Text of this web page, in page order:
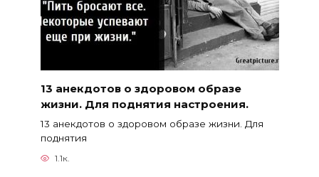
13 анекдотов о здоровом образе
жизни. Для поднятия настроения.
13 анекдотов о здоровом образе жизни. Для
поднятия
1.1к.